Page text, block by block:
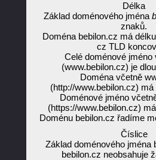
Délka
Základ doménového jména
znaků.
Doména bebilon.cz má
cz TLD
Celé doménové jméno
(www.bebilon.cz) je
Doména včetně
(http://www.bebilon.cz)
Doménové jméno
(https://www.bebilon.cz)
Doménu bebilon.cz řadíme
Číslice
Základ doménového jména
bebilon.cz neobsahuje